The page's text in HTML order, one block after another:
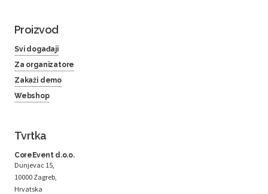
Proizvod
Svi događaji
Za organizatore
Zakaži demo
Webshop
Tvrtka
CoreEvent d.o.o.
Dunjevac 15,
10000 Zagreb,
Hrvatska